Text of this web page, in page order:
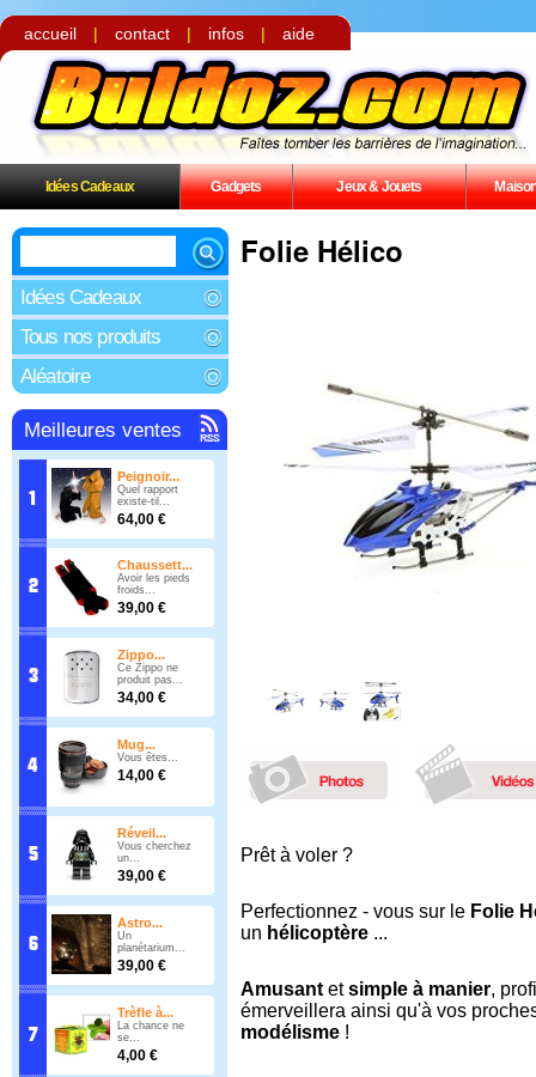
accueil | contact | infos | aide
Idées Cadeaux Gadgets Jeux & Jouets
Idées Cadeaux
Tous nos produits
Aléatoire
Meilleures ventes
Peignoir...
Quel rapport
existe-til...
64,00 €
Chaussett...
Avoir les pieds
froids...
39,00 €
Zippo...
Ce Zippo ne
produit pas...
34,00 €
Mug...
Vous êtes...
14,00 €
Réveil...
Vous cherchez
un...
39,00 €
Astro...
Un
planétarium...
39,00 €
Trèfle à...
La chance ne
se...
4,00 €
Folie Hélico
Prêt à voler ?
Perfectionnez - vous sur le Folie
un hélicoptère ...
Amusant etsimple à manier,
émerveillera ainsi qu'à vos
modélisme !